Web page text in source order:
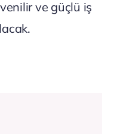
ve güçlü iş